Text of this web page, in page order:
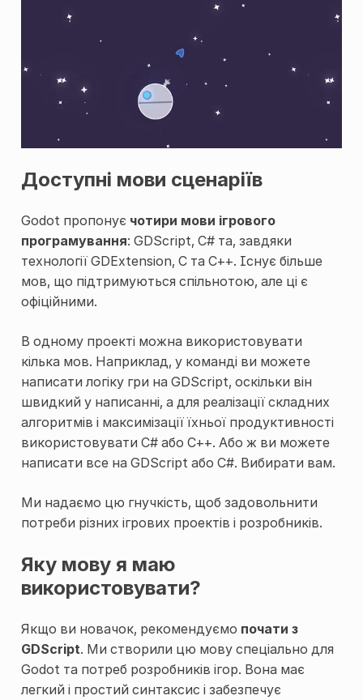
Доступні мови сценаріїв
Godot пропонує чотири мови ігрового
програмування: GDScript, C# та, завдяки
технології GDExtension, C та C++. Існує більше
мов, що підтримуються спільнотою, але ці є
офіційними.
В одному проекті можна використовувати
кілька мов. Наприклад, у команді ви можете
написати логіку гри на GDScript, оскільки він
швидкий у написанні, а для реалізації складних
алгоритмів і максимізації їхньої продуктивності
використовувати C# або C++. Або ж ви можете
написати все на GDScript або C#. Вибирати вам.
Ми надаємо цю гнучкість, щоб задовольнити
потреби різних ігрових проектів і розробників.
Яку мову я маю
використовувати?
Якщо ви новачок, рекомендуємо почати з
GDScript. Ми створили цю мову спеціально для
Godot та потреб розробників ігор. Вона має
легкий і простий синтаксис і забезпечує